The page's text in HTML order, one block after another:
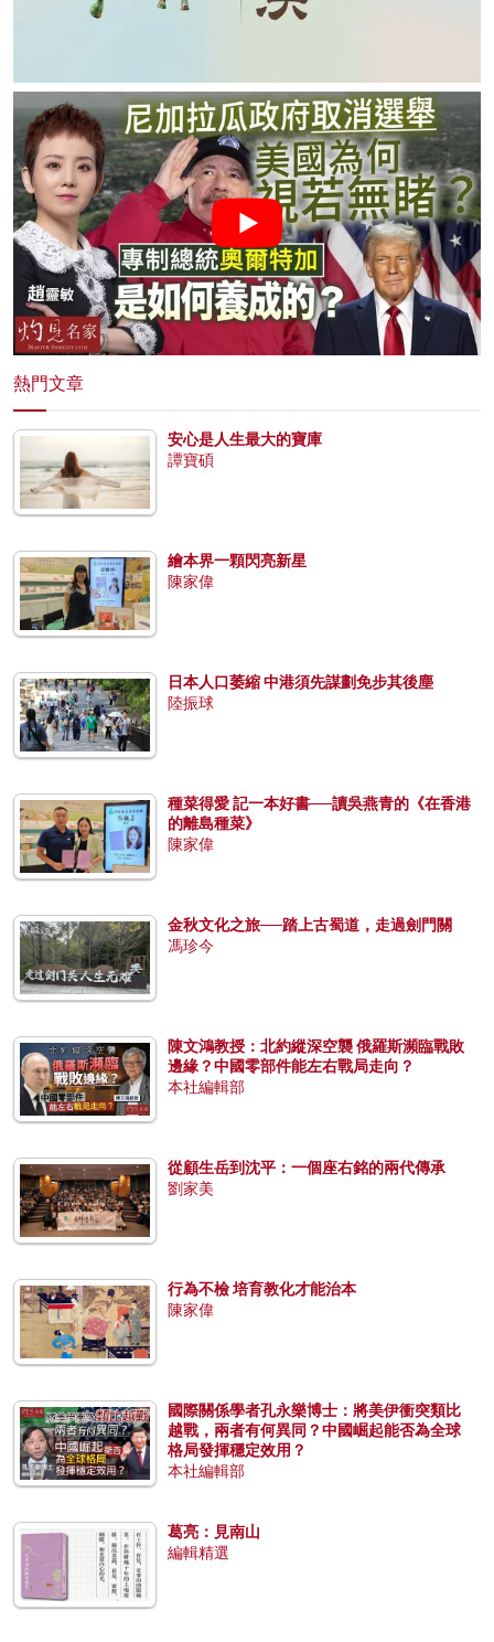
熱門文章
安心是人生最大的寶庫
譚寶碩
繪本界一顆閃亮新星
陳家偉
日本人口萎縮 中港須先謀劃免步其後塵
陸振球
種菜得愛 記一本好書──讀吳燕青的《在香港
的離島種菜》
陳家偉
金秋文化之旅──踏上古蜀道，走過劍門關
馮珍今
陳文鴻教授：北約縱深空襲 俄羅斯瀕臨戰敗
邊緣？中國零部件能左右戰局走向？
本社編輯部
從顧生岳到沈平：一個座右銘的兩代傳承
劉家美
行為不檢 培育教化才能治本
陳家偉
國際關係學者孔永樂博士：將美伊衝突類比
越戰，兩者有何異同？中國崛起能否為全球
格局發揮穩定效用？
本社編輯部
葛亮：見南山
編輯精選